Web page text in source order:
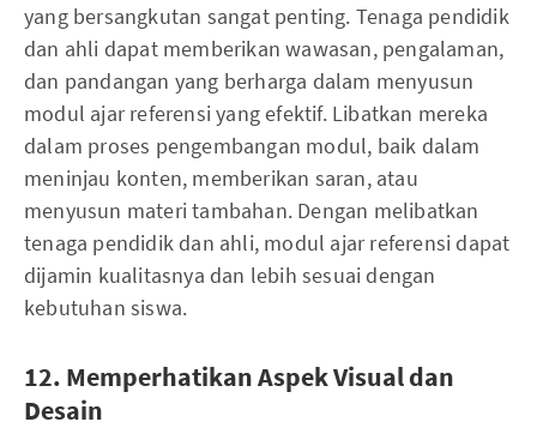
yang bersangkutan sangat penting. Tenaga pendidik
dan ahli dapat memberikan wawasan, pengalaman,
dan pandangan yang berharga dalam menyusun
modul ajar referensi yang efektif. Libatkan mereka
dalam proses pengembangan modul, baik dalam
meninjau konten, memberikan saran, atau
menyusun materi tambahan. Dengan melibatkan
tenaga pendidik dan ahli, modul ajar referensi dapat
dijamin kualitasnya dan lebih sesuai dengan
kebutuhan siswa.
12. Memperhatikan Aspek Visual dan
Desain